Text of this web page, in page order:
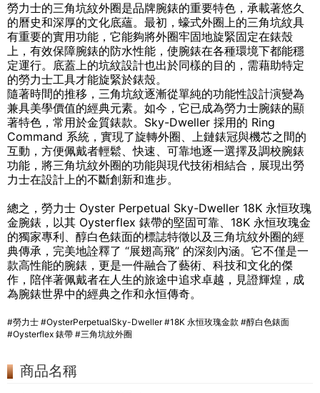
勞力士的三角坑紋外圈是品牌腕錶的重要特色，承載著悠久
的曆史和深厚的文化底蘊。最初，蠔式外圈上的三角坑紋具
有重要的實用功能，它能夠將外圈牢固地旋緊固定在錶殼
上，有效保障腕錶的防水性能，使腕錶在各種環境下都能穩
定運行。底蓋上的坑紋設計也出於同樣的目的，需藉助特定
的勞力士工具才能旋緊於錶殼。
隨著時間的推移，三角坑紋逐漸從單純的功能性設計演變為
兼具美學價值的經典元素。如今，它已成為勞力士腕錶的顯
著特色，常用於金質錶款。Sky-Dweller 採用的 Ring
Command 系統，實現了旋轉外圈、上鏈錶冠與機芯之間的
互動，方便佩戴者輕鬆、快速、可靠地逐一選擇及調校腕錶
功能，將三角坑紋外圈的功能與現代技術相結合，展現出勞
力士在設計上的不斷創新和進步。
總之，勞力士 Oyster Perpetual Sky-Dweller 18K 永恒玫瑰
金腕錶，以其 Oysterflex 錶帶的堅固可靠、18K 永恒玫瑰金
的獨家專利、醇白色錶面的標誌特徵以及三角坑紋外圈的經
典傳承，完美地詮釋了 “展翅高飛” 的深刻內涵。它不僅是一
款高性能的腕錶，更是一件融合了藝術、科技和文化的傑
作，陪伴著佩戴者在人生的旅途中追求卓越，見證輝煌，成
為腕錶世界中的經典之作和永恒傳奇。
#勞力士 #OysterPerpetualSky-Dweller #18K 永恒玫瑰金款 #醇白色錶面
#Oysterflex 錶帶 #三角坑紋外圈
商品名稱